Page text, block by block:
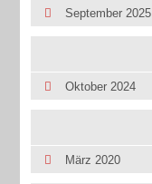
September 2025
Oktober 2024
März 2020